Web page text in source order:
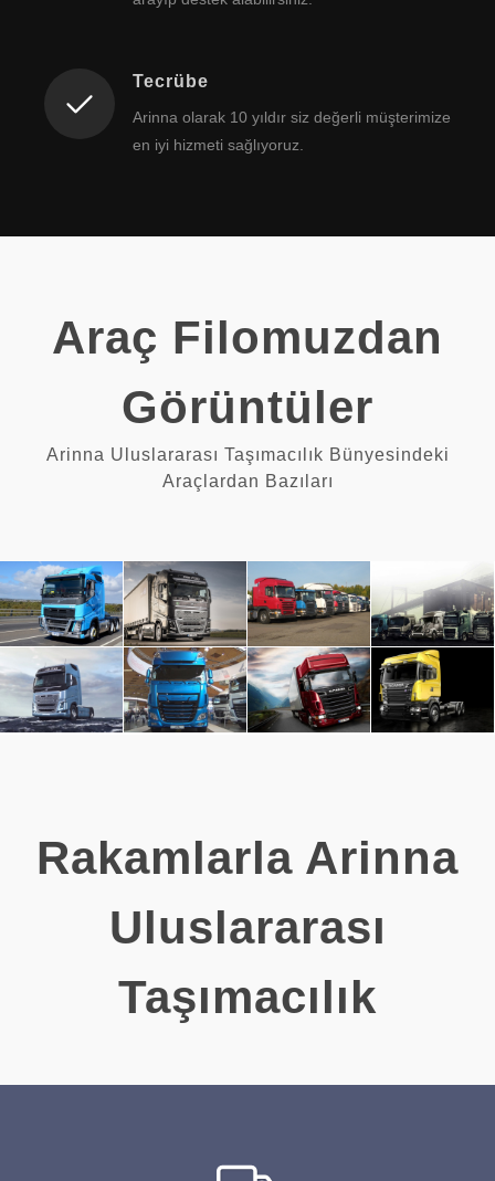
Tecrübe
Arinna olarak 10 yıldır siz değerli müşterimize
en iyi hizmeti sağlıyoruz.
Araç Filomuzdan
Görüntüler
Arinna Uluslararası Taşımacılık Bünyesindeki
Araçlardan Bazıları
Rakamlarla Arinna
Uluslararası
Taşımacılık